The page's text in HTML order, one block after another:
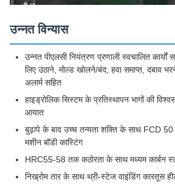
उन्नत विन्यास
उन्नत पीएलसी नियंत्रण प्रणाली स्वचालित कार्यों
लिए उठाने, मोल्ड खोलने/बंद, हवा समाप्त, दबाव
अलार्म सहित
हाइड्रोलिक सिस्टम के प्रतिस्थापन भागों की
आयात
बुढ़ापे के बाद उच्च तन्यता शक्ति के साथ FCD
मशीन बॉडी कास्टिंग
HRC55-58 तक कठोरता के साथ मध्यम कार्बन
निख्रोम तार के साथ थ्री-स्टेज वाइंडिंग कारतूस